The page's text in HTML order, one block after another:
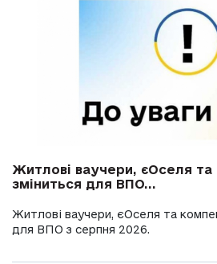
Житлові ваучери, єОселя та
зміниться для ВПО...
Житлові ваучери, єОселя та
для ВПО з серпня 2026.